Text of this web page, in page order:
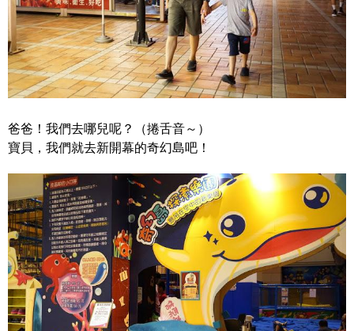
爸爸！我們去哪兒呢？（捲舌音～）
寶貝，我們就去新開幕的奇幻島吧！